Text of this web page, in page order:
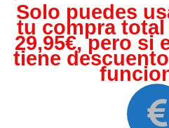
Solo puedes
tu compra total
29,95€, pero si
tiene